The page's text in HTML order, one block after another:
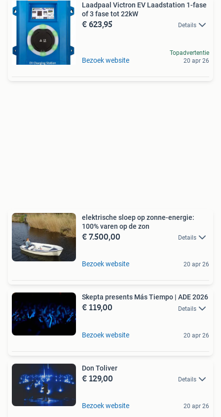
Laadpaal Victron EV Laadstation 1-fase
of 3 fase tot 22kW
€ 623,95 Details
Bezoek website
Topadvertentie
20 apr 26
elektrische sloep op zonne-energie:
100% varen op de zon
€ 7.500,00 Details
Bezoek website 20 apr 26
Skepta presents Más Tiempo | ADE 2026
€ 119,00 Details
Bezoek website 20 apr 26
Don Toliver
€ 129,00 Details
Bezoek website 20 apr 26